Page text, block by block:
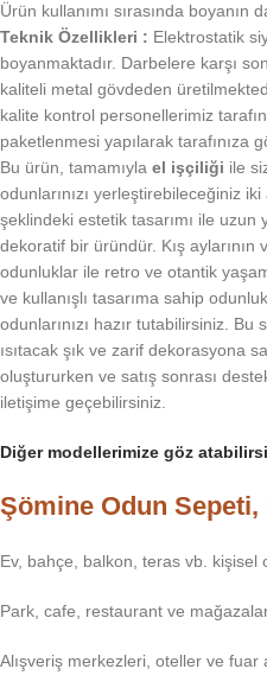
Ürün kullanımı sırasında
Teknik Özellikleri : Elektrostatik
boyanmaktadır. Darbelere karşı
kaliteli metal gövdeden
kalite kontrol personellerimiz
paketlenmesi yapılarak tarafınıza
Bu ürün, tamamıyla el işçiliği ile
odunlarınızı yerleştirebileceğiniz
şeklindeki estetik tasarımı ile
dekoratif bir üründür. Kış aylarının
odunluklar ile retro ve otantik
ve kullanışlı tasarıma sahip
odunlarınızı hazır tutabilirsiniz.
ısıtacak şık ve zarif dekorasyona
oluştururken ve satış sonrası
iletişime geçebilirsiniz.
Diğer modellerimize göz
Şömine Odun Sepeti,
Ev, bahçe, balkon, teras vb. kişisel
Park, cafe, restaurant ve
Alışveriş merkezleri, oteller ve fuar